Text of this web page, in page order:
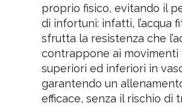
proprio fisico, evitando il
di infortuni: infatti, l’acqua
sfrutta la resistenza che
contrappone ai movimenti
superiori ed inferiori in
garantendo un
efficace, senza il rischio di